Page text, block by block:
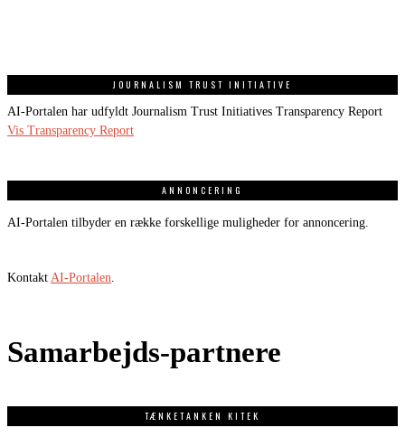
JOURNALISM TRUST INITIATIVE
AI-Portalen har udfyldt Journalism Trust Initiatives Transparency Report
Vis Transparency Report
ANNONCERING
AI-Portalen tilbyder en række forskellige muligheder for annoncering.
Kontakt AI-Portalen
Samarbejds-partnere
TÆNKETANKEN KITEK